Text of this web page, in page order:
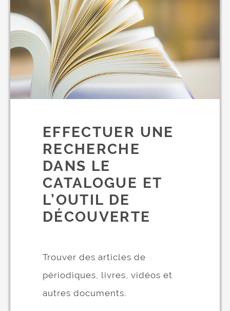
EFFECTUER UNE
RECHERCHE
DANS LE
CATALOGUE ET
L’OUTIL DE
DÉCOUVERTE
Trouver des articles de
périodiques, livres, vidéos et
autres documents.